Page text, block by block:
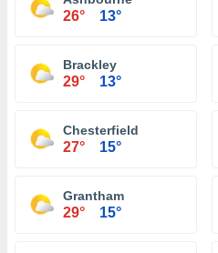
26° 13°
Brackley
29° 13°
Chesterfield
27° 15°
Grantham
29° 15°